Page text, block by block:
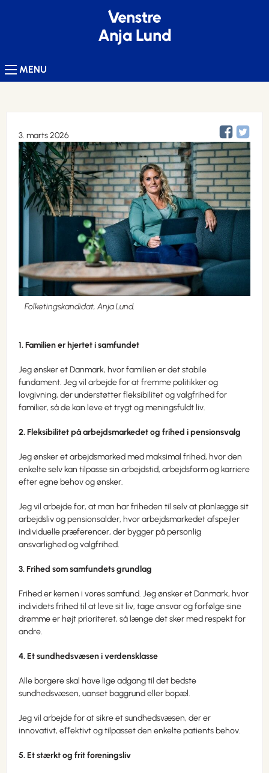
Anja Lund
MENU
3. marts 2026
Folketingskandidat, Anja Lund.
1. Familien er hjertet i samfundet
Jeg ønsker et Danmark, hvor familien er det stabile
fundament. Jeg vil arbejde for at fremme politikker og
lovgivning, der understøtter fleksibilitet og valgfrihed for
familier, så de kan leve et trygt og meningsfuldt liv.
2. Fleksibilitet på arbejdsmarkedet og frihed i pensionsvalg
Jeg ønsker et arbejdsmarked med maksimal frihed, hvor den
enkelte selv kan tilpasse sin arbejdstid, arbejdsform og karriere
efter egne behov og ønsker.
Jeg vil arbejde for, at man har friheden til selv at planlægge sit
arbejdsliv og pensionsalder, hvor arbejdsmarkedet afspejler
individuelle præferencer, der bygger på personlig
ansvarlighed og valgfrihed.
3. Frihed som samfundets grundlag
Frihed er kernen i vores samfund. Jeg ønsker et Danmark, hvor
individets frihed til at leve sit liv, tage ansvar og forfølge sine
drømme er højt prioriteret, så længe det sker med respekt for
andre.
4. Et sundhedsvæsen i verdensklasse
Alle borgere skal have lige adgang til det bedste
sundhedsvæsen, uanset baggrund eller bopæl.
Jeg vil arbejde for at sikre et sundhedsvæsen, der er
innovativt, eﬀektivt og tilpasset den enkelte patients behov.
5. Et stærkt og frit foreningsliv